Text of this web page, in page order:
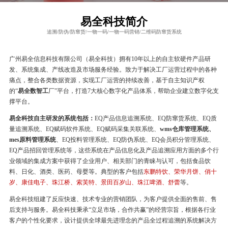
易全科技简介
追溯/防伪/防窜货/一物一码/一物一码营销/二维码防窜货系统
广州易全信息科技有限公司（易全科技）拥有10年以上的自主软硬件产品研
发、系统集成、产线改造及市场服务经验。致力于解决工厂运营过程中的各种
痛点，整合各类数据资源，实现工厂运营的持续改善，基于自主知识产权
的“易全数智工厂”平台，打造7大核心数字化产品体系，帮助企业建立数字化支
撑平台。
易全科技自主研发的系统包括： EQ产品信息追溯系统、EQ防窜货系统、EQ质
量追溯系统、EQ赋码软件系统、EQ赋码采集关联系统、 wms仓库管理系统、
mes原料管理系统、EQ投料管理系统、EQ防伪系统、EQ会员积分管理系统、
EQ产品招回管理系统等，这些系统在产品信息化及产品追溯应用方面的多个行
业领域的集成方案中获得了企业用户、相关部门的青睐与认可，包括食品饮
料、日化、酒类、医药、母婴等。典型的客户包括东鹏特饮、荣华月饼、俏十
岁、康佳电子、珠江桥、索芙特、景田百岁山、珠江啤酒、舒蕾等。
易全科技组建了反应快速、技术专业的营销团队，为客户提供全面的售前、售
后支持与服务。易全科技秉承“立足市场，合作共赢”的经营宗旨，根据各行业
客户的个性化要求，设计提供全球最先进理念的产品全过程追溯的系统解决方